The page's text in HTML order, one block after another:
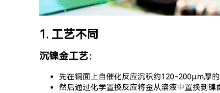
1. 工艺不同
沉镍金工艺：
先在铜面上自催化反应沉积约120-200μm厚
然后通过化学置换反应将金从溶液中置换到